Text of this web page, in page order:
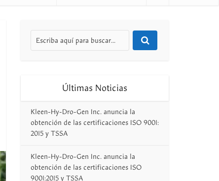
Últimas Noticias
Kleen-Hy-Dro-Gen Inc. anuncia la
obtención de las certificaciones ISO 9001:
2015 y TSSA
Kleen-Hy-Dro-Gen Inc. anuncia la
obtención de las certificaciones ISO
9001:2015 y TSSA